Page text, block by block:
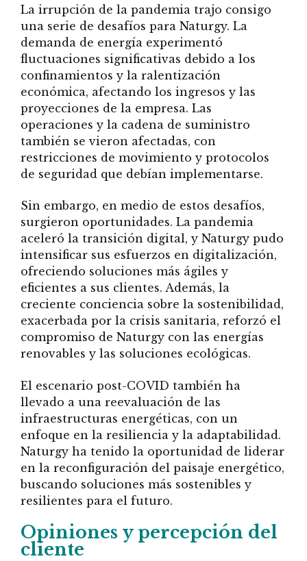
La irrupción de la pandemia trajo consigo
una serie de desafíos para Naturgy. La
demanda de energía experimentó
fluctuaciones significativas debido a los
confinamientos y la ralentización
económica, afectando los ingresos y las
proyecciones de la empresa. Las
operaciones y la cadena de suministro
también se vieron afectadas, con
restricciones de movimiento y protocolos
de seguridad que debían implementarse.
Sin embargo, en medio de estos desafíos,
surgieron oportunidades. La pandemia
aceleró la transición digital, y Naturgy pudo
intensificar sus esfuerzos en digitalización,
ofreciendo soluciones más ágiles y
eficientes a sus clientes. Además, la
creciente conciencia sobre la sostenibilidad,
exacerbada por la crisis sanitaria, reforzó el
compromiso de Naturgy con las energías
renovables y las soluciones ecológicas.
El escenario post-COVID también ha
llevado a una reevaluación de las
infraestructuras energéticas, con un
enfoque en la resiliencia y la adaptabilidad.
Naturgy ha tenido la oportunidad de liderar
en la reconfiguración del paisaje energético,
buscando soluciones más sostenibles y
resilientes para el futuro.
Opiniones y percepción del
cliente